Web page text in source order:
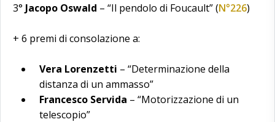
3° Jacopo Oswald – “Il pendolo di Foucault” (N°226)
+ 6 premi di consolazione a:
Vera Lorenzetti – “Determinazione della
distanza di un ammasso”
Francesco Servida – “Motorizzazione di un
telescopio”